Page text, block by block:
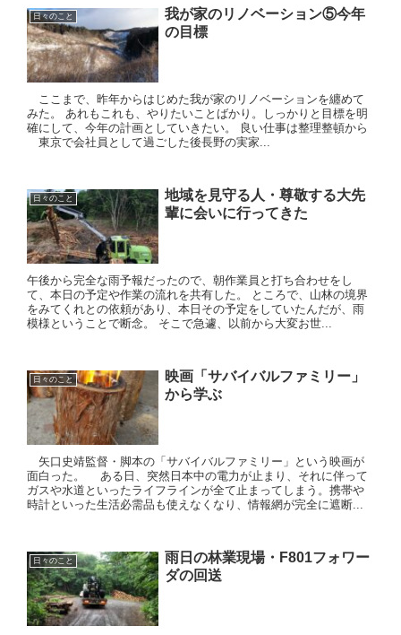
日々のこと
我が家のリノベーション⑤今年
の目標
ここまで、昨年からはじめた我が家のリノベーションを纏めて
みた。 あれもこれも、やりたいことばかり。しっかりと目標を明
確にして、今年の計画としていきたい。 良い仕事は整理整頓から
東京で会社員として過ごした後長野の実家...
日々のこと
地域を見守る人・尊敬する大先
輩に会いに行ってきた
午後から完全な雨予報だったので、朝作業員と打ち合わせをし
て、本日の予定や作業の流れを共有した。 ところで、山林の境界
をみてくれとの依頼があり、本日その予定をしていたんだが、雨
模様ということで断念。 そこで急遽、以前から大変お世...
日々のこと
映画「サバイバルファミリー」
から学ぶ
矢口史靖監督・脚本の「サバイバルファミリー」という映画が
面白った。 ある日、突然日本中の電力が止まり、それに伴って
ガスや水道といったライフラインが全て止まってしまう。携帯や
時計といった生活必需品も使えなくなり、情報網が完全に遮断...
日々のこと
雨日の林業現場・F801フォワー
ダの回送